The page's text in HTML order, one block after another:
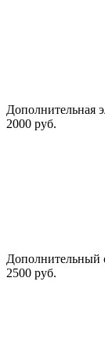
Дополнительная
2000 руб.
Дополнительный
2500 руб.